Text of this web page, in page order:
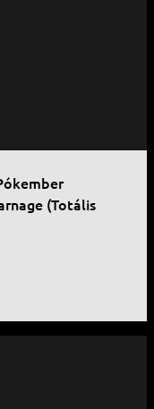
(Totális